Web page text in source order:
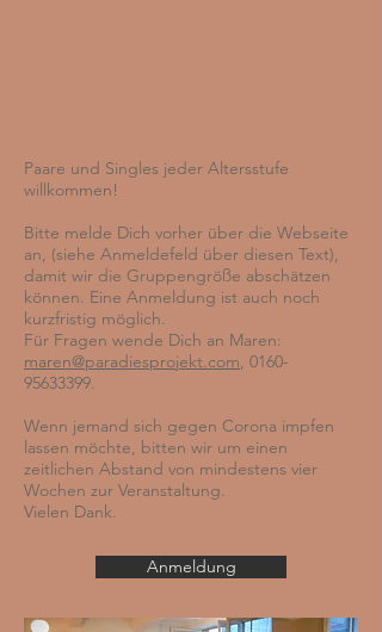
Paare und Singles jeder Altersstufe
willkommen!
Bitte melde Dich vorher über die Webseite
an, (siehe Anmeldefeld über diesen Text),
damit wir die Gruppengröße abschätzen
können. Eine Anmeldung ist auch noch
kurzfristig möglich.
Für Fragen wende Dich an Maren:
maren@paradiesprojekt.com, 0160-
95633399.
Wenn jemand sich gegen Corona impfen
lassen möchte, bitten wir um einen
zeitlichen Abstand von mindestens vier
Wochen zur Veranstaltung.
Vielen Dank.
Anmeldung